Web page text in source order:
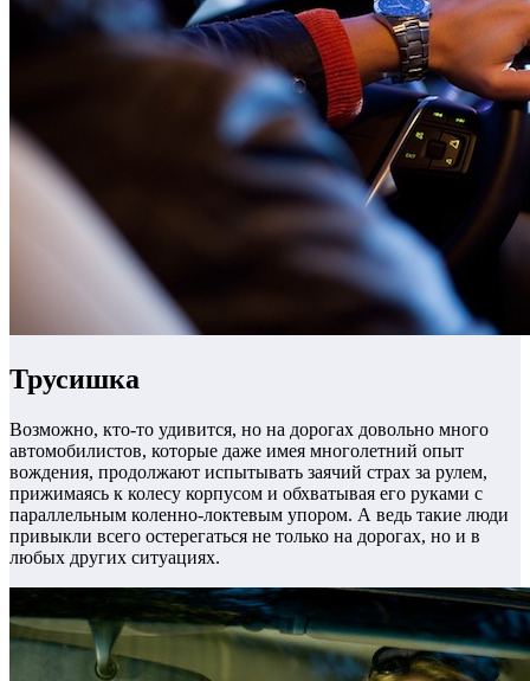
Трусишка
Возможно, кто-то удивится, но на дорогах довольно много
автомобилистов, которые даже имея многолетний опыт
вождения, продолжают испытывать заячий страх за рулем,
прижимаясь к колесу корпусом и обхватывая его руками с
параллельным коленно-локтевым упором. А ведь такие люди
привыкли всего остерегаться не только на дорогах, но и в
любых других ситуациях.